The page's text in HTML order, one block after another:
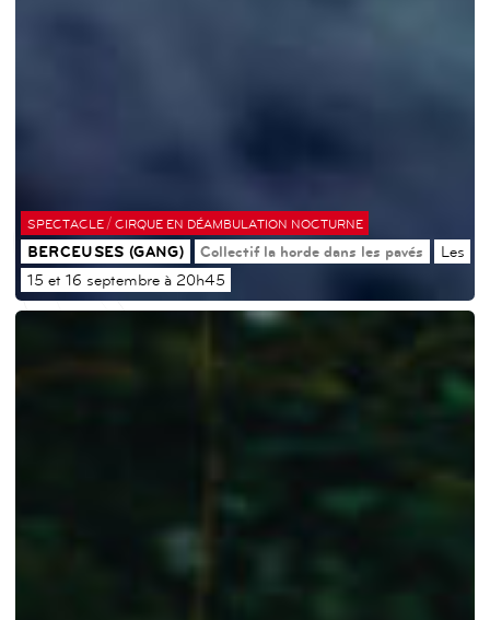
SPECTACLE /CIRQUE EN DÉAMBULATION NOCTURNE
BERCEUSES (GANG) Collectif la horde dans les pavés
Les
15 et 16 septembre à 20h45